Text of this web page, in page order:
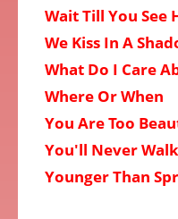
Wait Till You See
We Kiss In A
What Do I Care
Where Or When
You Are Too
You'll Never
Younger Than